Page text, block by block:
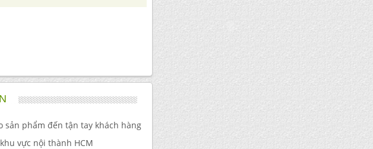
sản phẩm đến tận tay khách hàng
vực nội thành HCM